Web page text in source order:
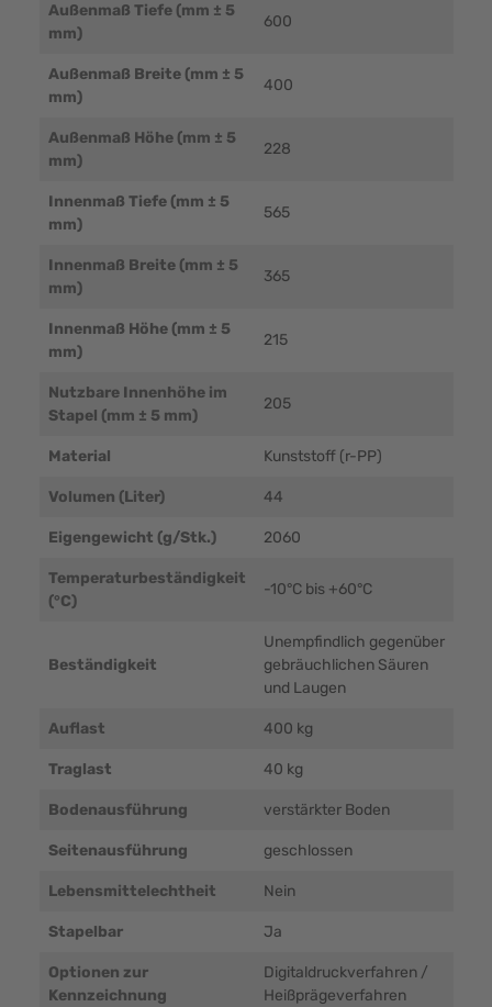
Außenmaß Tiefe (mm ± 5
mm)
600
Außenmaß Breite (mm ± 5
mm)
400
Außenmaß Höhe (mm ± 5
mm)
228
Innenmaß Tiefe (mm ± 5
mm)
565
Innenmaß Breite (mm ± 5
mm)
365
Innenmaß Höhe (mm ± 5
mm)
215
Nutzbare Innenhöhe im
Stapel (mm ± 5 mm)
205
Material Kunststoff (r-PP)
Volumen (Liter) 44
Eigengewicht (g/Stk.) 2060
Temperaturbeständigkeit
(°C)
-10°C bis +60°C
Beständigkeit
Unempfindlich gegenüber
gebräuchlichen Säuren
und Laugen
Auflast 400 kg
Traglast 40 kg
Bodenausführung verstärkter Boden
Seitenausführung geschlossen
Lebensmittelechtheit Nein
Stapelbar Ja
Optionen zur
Kennzeichnung
Digitaldruckverfahren /
Heißprägeverfahren